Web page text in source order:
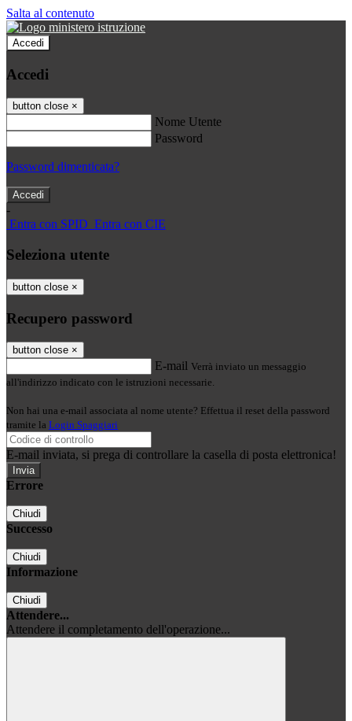
Salta al contenuto
Accedi
Accedi
button close ×
Nome Utente
Password
Password dimenticata?
-
Entra con SPID Entra con CIE
Seleziona utente
button close ×
Recupero password
button close ×
E-mail Verrà inviato un messaggio
all'indirizzo indicato con le istruzioni necessarie.
Non hai una e-mail associata al nome utente? Effettua il reset della password
tramite la Login Spaggiari
E-mail inviata, si prega di controllare la casella di posta elettronica!
Errore
Chiudi
Successo
Chiudi
Informazione
Chiudi
Attendere...
Attendere il completamento dell'operazione...